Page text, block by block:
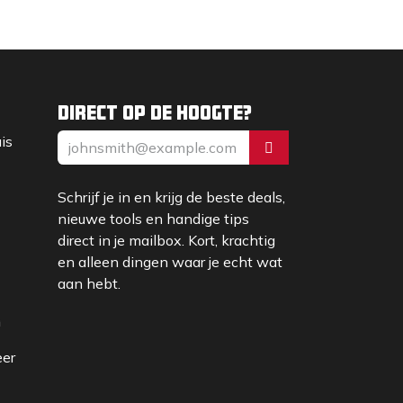
Direct op de hoogte?
Schrijf je in en krijg de beste deals,
nieuwe tools en handige tips
direct in je mailbox. Kort, krachtig
en alleen dingen waar je echt wat
aan hebt.